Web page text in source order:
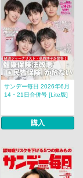
サンデー毎日 2026年6月
14・21日合併号 [Lite版]
購入